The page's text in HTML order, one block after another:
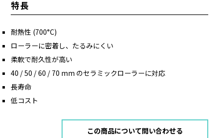
特長
耐熱性 (700°C)
ローラーに密着し、たるみにくい
柔軟で耐久性が高い
40 / 50 / 60 / 70 mm のセラミックローラーに対応
長寿命
低コスト
この商品について問い合わせる